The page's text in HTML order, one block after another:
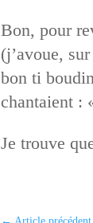
Bon, pour
(j’avoue,
bon ti
chantaient :
Je trouve